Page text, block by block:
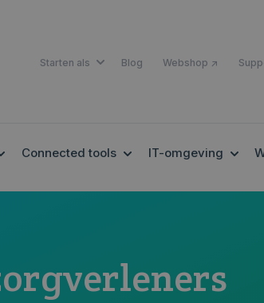
Starten als SHOW SUBMENU FOR STARTEN
Blog Webshop ↗
EHEALTH
SUBMENU FOR CARECONNECT
Connected tools SHOW SUBMENU FOR
IT-omgeving